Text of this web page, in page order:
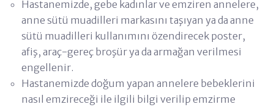
Hastanemizde, gebe kadınlar ve emziren annelere,
anne sütü muadilleri markasını taşıyan ya da anne
sütü muadilleri kullanımını özendirecek poster,
afiş, araç-gereç broşür ya da armağan verilmesi
engellenir.
Hastanemizde doğum yapan annelere bebeklerini
nasıl emzireceği ile ilgili bilgi verilip emzirme